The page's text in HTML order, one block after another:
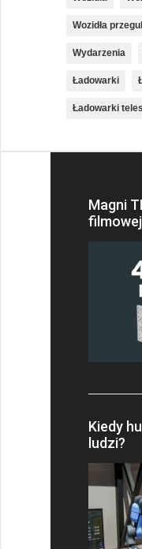
Wozidła
Wydarzenia
Ładowarki
Ładowarki
Magni
filmowej
Kiedy
ludzi?